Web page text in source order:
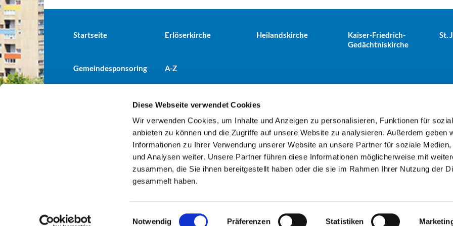
Diese Webseite verwendet Cookies
Wir verwenden Cookies, um Inhalte und Anzeigen zu personalisieren, Funktionen für
anbieten zu können und die Zugriffe auf unsere Website zu analysieren. Außerdem geben
Informationen zu Ihrer Verwendung unserer Website an unsere Partner für soziale Medien,
und Analysen weiter. Unsere Partner führen diese Informationen möglicherweise mit
zusammen, die Sie ihnen bereitgestellt haben oder die sie im Rahmen Ihrer Nutzung der
gesammelt haben.
Notwendig Präferenzen Statistiken
Startseite Erlöserkirche Heilandskirche
Kaiser-Friedrich-
Gedächtniskirche
St.
Gemeindesponsoring A-Z
Evangelische Kirchengemeinde Tiergarten · Alt-Moabit 25, 10559 Berlin+49303943498 
Kontaktinformationen Impressum